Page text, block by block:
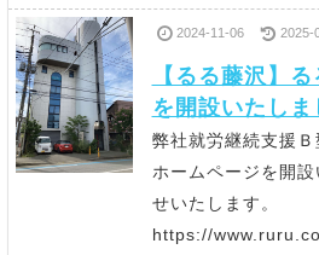
2024-11-06 2025-
【るる藤沢】
を開設いたしま
弊社就労継続支援
ホームページを開
せいたします。
https://